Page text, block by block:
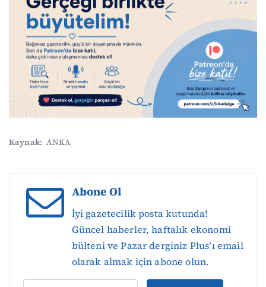
Kaynak: ANKA
Abone Ol
İyi gazetecilik posta kutunda!
Güncel haberler, haftalık ekonomi
bülteni ve Pazar derginiz Plus’ı email
olarak almak için abone olun.